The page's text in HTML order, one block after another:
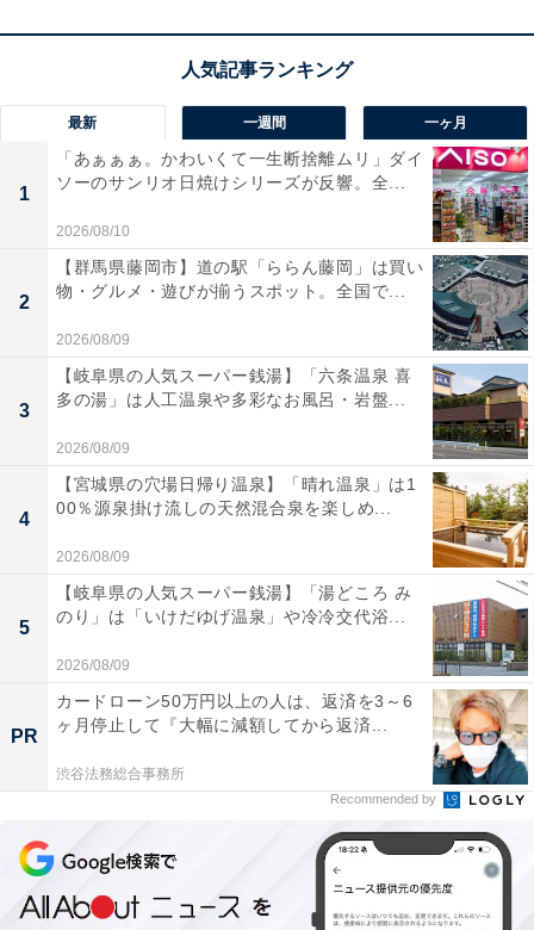
最新 一週間 一ヶ月
1
「あぁぁぁ。かわいくて一生断捨離ムリ」ダイ
ソーのサンリオ日焼けシリーズが反響。全...
2026/08/10
2
【群馬県藤岡市】道の駅「ららん藤岡」は買い
物・グルメ・遊びが揃うスポット。全国で...
2026/08/09
3
【岐阜県の人気スーパー銭湯】「六条温泉 喜
多の湯」は人工温泉や多彩なお風呂・岩盤...
2026/08/09
4
【宮城県の穴場日帰り温泉】「晴れ温泉」は1
00％源泉掛け流しの天然混合泉を楽しめ...
2026/08/09
5
【岐阜県の人気スーパー銭湯】「湯どころ み
のり」は「いけだゆげ温泉」や冷冷交代浴...
2026/08/09
PR
カードローン50万円以上の人は、返済を3～6
ヶ月停止して『大幅に減額してから返済...
渋谷法務総合事務所
Recommended by